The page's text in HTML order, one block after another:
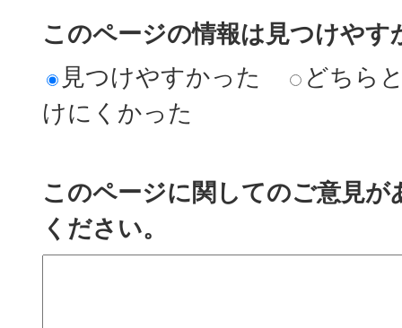
このページの情報は見つけやす
見つけやすかった
どちら
けにくかった
このページに関してのご意見
ください。